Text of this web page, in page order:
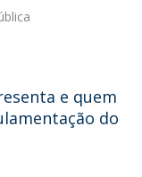
e quem
do